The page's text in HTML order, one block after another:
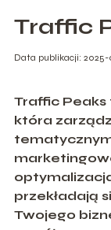
Traffic
Data publikacji: 2025-
Traffic
która
przekładają
Twojego